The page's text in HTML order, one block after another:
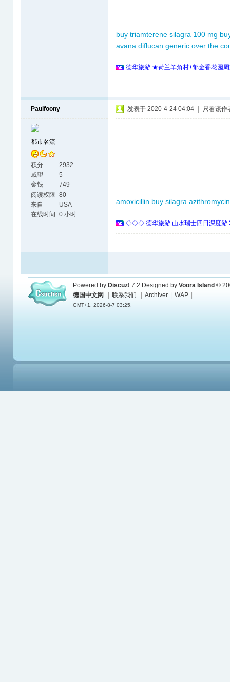
buy triamterene silagra 100 mg
avana diflucan generic over the
德华旅游 ★荷兰羊角村+郁金香花园
Paulfoony
都市名流
积分
2932
威望
5
金钱
749
阅读权限 80
来自
USA
在线时间
0 小时
发表于 2020-4-24 04:04 只看该作
amoxicillin buy silagra
◇◇◇ 德华旅游 山水瑞士四日深度
Powered by Discuz! 7.2 Designed by Voora Island ©
德国中文网
联系我们 Archiver WAP
GMT+1, 2026-8-7 03:25.